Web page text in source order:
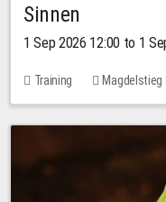
Sinnen
1 Sep 2026 12:00 to 1
Training Magdelstieg